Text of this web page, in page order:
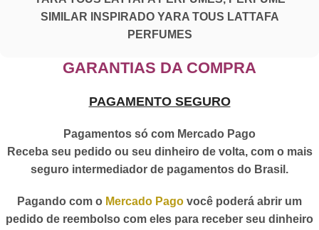
SIMILAR INSPIRADO YARA TOUS LATTAFA
PERFUMES
GARANTIAS DA COMPRA
PAGAMENTO SEGURO
Pagamentos só com Mercado Pago
Receba seu pedido ou seu dinheiro de volta, com o mais
seguro intermediador de pagamentos do Brasil.
Pagando com o Mercado Pago você poderá abrir um
pedido de reembolso com eles para receber seu dinheiro